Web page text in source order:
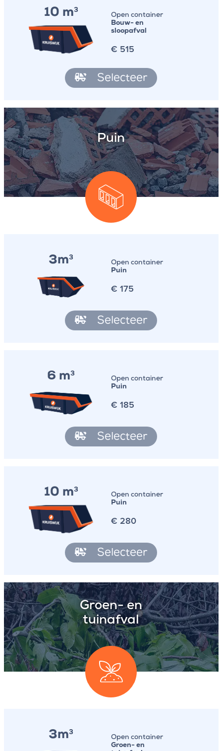
10 m3
Open container
Bouw- en
sloopafval
€ 515
Selecteer
Puin
3m3
Open container
Puin
€ 175
Selecteer
6 m3
Open container
Puin
€ 185
Selecteer
10 m3
Open container
Puin
€ 280
Selecteer
Groen- en
tuinafval
3m3
Open container
Groen- en